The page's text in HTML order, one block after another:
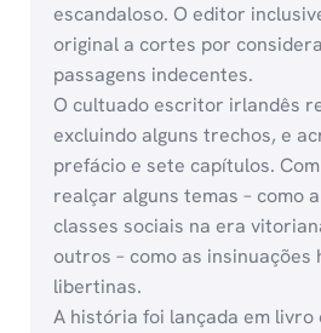
escandaloso. O editor
original a cortes por
passagens indecentes.
O cultuado escritor irlandês
excluindo alguns trechos, e
prefácio e sete capítulos.
realçar alguns temas – como
classes sociais na era
outros – como as insinuações
libertinas.
A história foi lançada em livro